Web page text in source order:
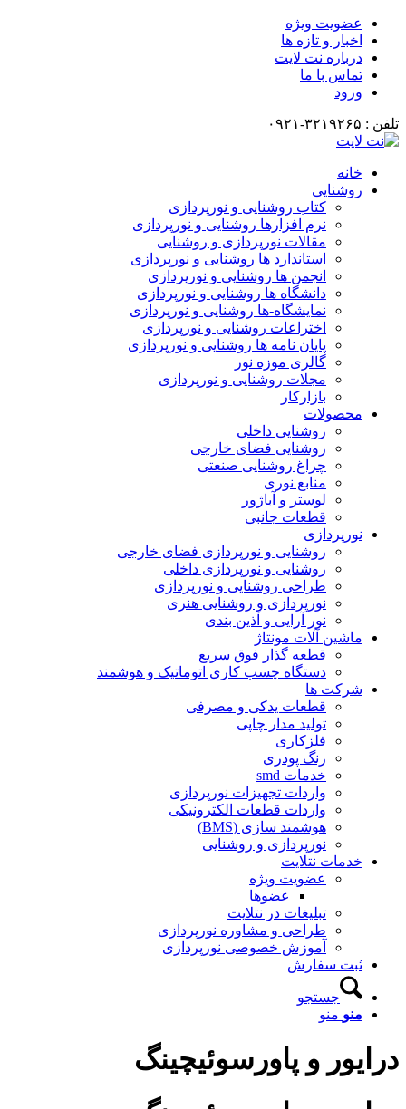
عضویت ویژه
اخبار و تازه ها
درباره نت لایت
تماس با ما
ورود
تلفن : ۳۲۱۹۲۶۵-۰۹۲۱
خانه
روشنایی
کتاب روشنایی و نورپردازی
نرم افزارها روشنایی و نورپردازی
مقالات نورپردازی و روشنایی
استاندارد ها روشنایی و نورپردازی
انجمن ها روشنایی و نورپردازی
دانشگاه ها روشنایی و نورپردازی
نمایشگاه-ها روشنایی و نورپردازی
اختراعات روشنایی و نورپردازی
پایان نامه ها روشنایی و نورپردازی
گالری موزه نور
مجلات روشنایی و نورپردازی
بازارکار
محصولات
روشنایی داخلی
روشنایی فضای خارجی
چراغ روشنایی صنعتی
منابع نوری
لوستر و آباژور
قطعات جانبی
نورپردازی
روشنایی و نورپردازی فضای خارجی
روشنایی و نورپردازی داخلی
طراحی روشنایی و نورپردازی
نورپردازی و روشنایی هنری
نور آرایی و آذین بندی
ماشین آلات مونتاژ
قطعه گذار فوق سریع
دستگاه چسب کاری اتوماتیک و هوشمند
شرکت ها
قطعات یدکی و مصرفی
تولید مدار چاپی
فلزکاری
رنگ پودری
خدمات smd
واردات تجهیزات نورپردازی
واردات قطعات الکترونیکی
هوشمند سازی (BMS)
نورپردازی و روشنایی
خدمات نتلایت
عضویت ویژه
عضوها
تبلیغات در نتلایت
طراحی و مشاوره نورپردازی
آموزش خصوصی نورپردازی
ثبت سفارش
جستجو
منو منو
درایور و پاورسوئیچینگ